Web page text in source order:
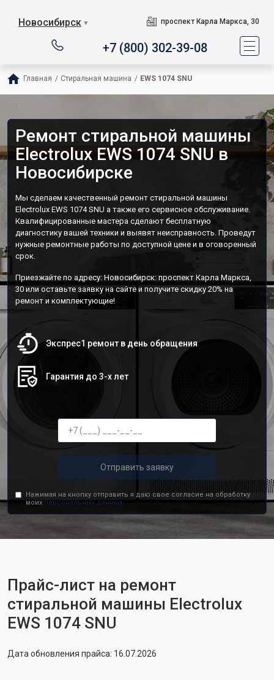
Новосибирск ▼ проспект Карла Маркса, 30
+7 (800) 302-39-08
Главная / Стиральная машина / EWS 1074 SNU
Ремонт стиральной машины
Electrolux EWS 1074 SNU в
Новосибирске
Мы сделаем качественный ремонт стиральной машины
Electrolux EWS 1074 SNU а также его сервисное обслуживание.
Квалифицированные мастера сделают бесплатную
диагностику вашей техники и выявят неисправность. Проведут
нужные ремонтные работы по доступной цене и в оговоренный
срок.
Приезжайте по адресу: Новосибирск: проспект Карла Маркса,
30 или оставьте заявку на сайте и получите скидку 20% на
ремонт и комплектующие!
Экспрес1 ремонт в день обращения
Гарантия до 3-х лет
Отправить заявку
Нажимая на кнопку отправить я даю свое согласие на обработку
моихперсональных данных.
Прайс-лист на ремонт
стиральной машины Electrolux
EWS 1074 SNU
Дата обновления прайса: 16.07.2026